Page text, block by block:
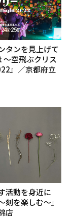
タンを見上げて
〜空飛ぶクリス
』／京都府立
活動を身近に
刻を楽しむ～』
店